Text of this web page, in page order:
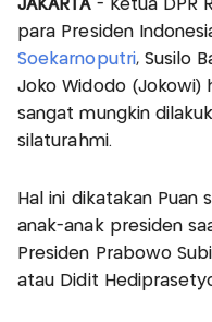
JAKARTA- Ketua DPR
para Presiden
Soekarnoputri, Susilo
Joko Widodo (Jokowi)
sangat mungkin
silaturahmi.
Hal ini dikatakan
anak-anak presiden
Presiden Prabowo
atau Didit